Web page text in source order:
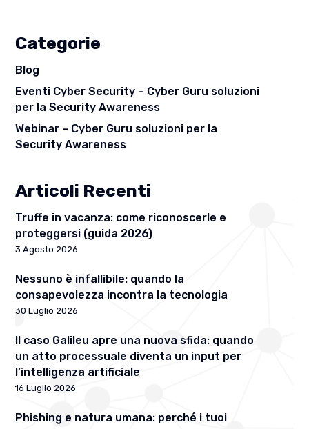
Categorie
Blog
Eventi Cyber Security – Cyber Guru soluzioni
per la Security Awareness
Webinar – Cyber Guru soluzioni per la
Security Awareness
Articoli Recenti
Truffe in vacanza: come riconoscerle e
proteggersi (guida 2026)
3 Agosto 2026
Nessuno è infallibile: quando la
consapevolezza incontra la tecnologia
30 Luglio 2026
Il caso Galileu apre una nuova sfida: quando
un atto processuale diventa un input per
l’intelligenza artificiale
16 Luglio 2026
Phishing e natura umana: perché i tuoi